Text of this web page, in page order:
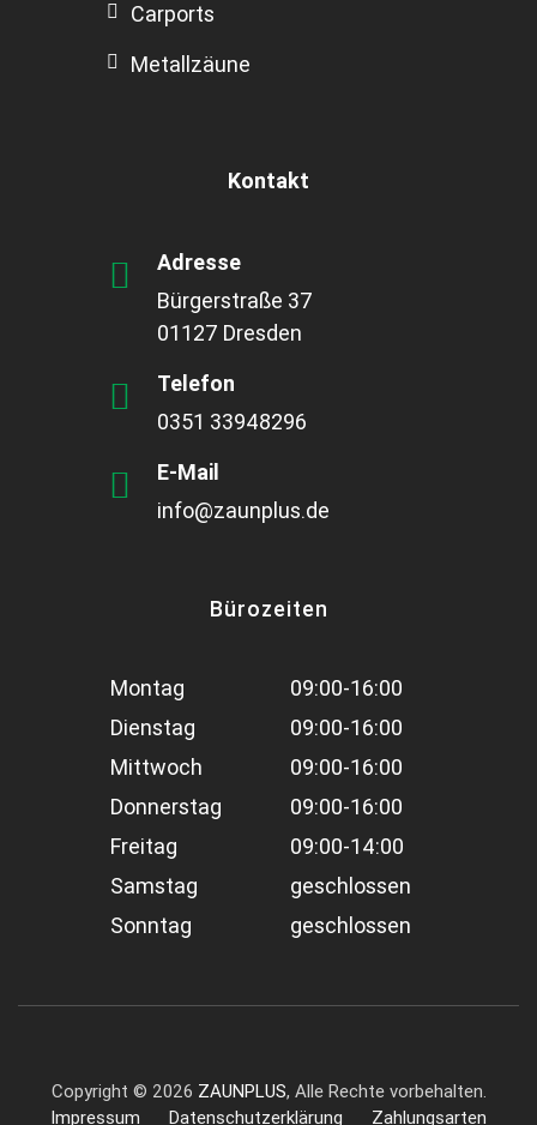
Carports
Metallzäune
Kontakt
Adresse
Bürgerstraße 37
01127 Dresden
Telefon
0351 33948296
E-Mail
info@zaunplus.de
Bürozeiten
Montag
09:00-16:00
Dienstag
09:00-16:00
Mittwoch
09:00-16:00
Donnerstag
09:00-16:00
Freitag
09:00-14:00
Samstag
geschlossen
Sonntag
geschlossen
Copyright © 2026 ZAUNPLUS, Alle Rechte vorbehalten.
Impressum
Datenschutzerklärung Zahlungsarten